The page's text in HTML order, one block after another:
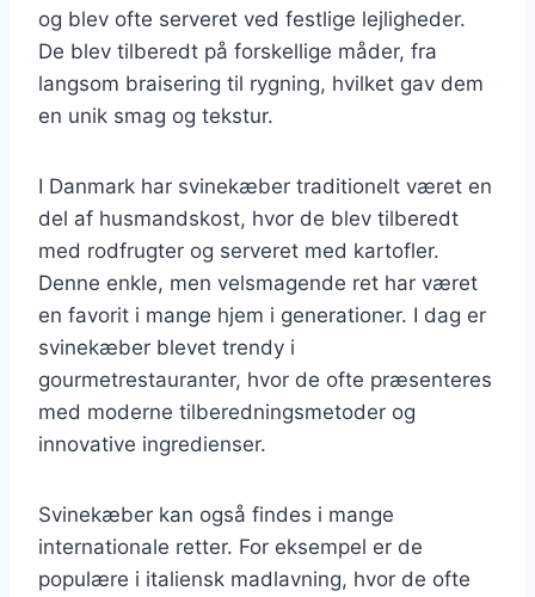
og blev ofte serveret ved festlige lejligheder.
De blev tilberedt på forskellige måder, fra
langsom braisering til rygning, hvilket gav dem
en unik smag og tekstur.
I Danmark har svinekæber traditionelt været en
del af husmandskost, hvor de blev tilberedt
med rodfrugter og serveret med kartofler.
Denne enkle, men velsmagende ret har været
en favorit i mange hjem i generationer. I dag er
svinekæber blevet trendy i
gourmetrestauranter, hvor de ofte præsenteres
med moderne tilberedningsmetoder og
innovative ingredienser.
Svinekæber kan også findes i mange
internationale retter. For eksempel er de
populære i italiensk madlavning, hvor de ofte